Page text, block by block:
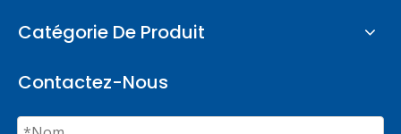
Catégorie De Produit
Contactez-Nous